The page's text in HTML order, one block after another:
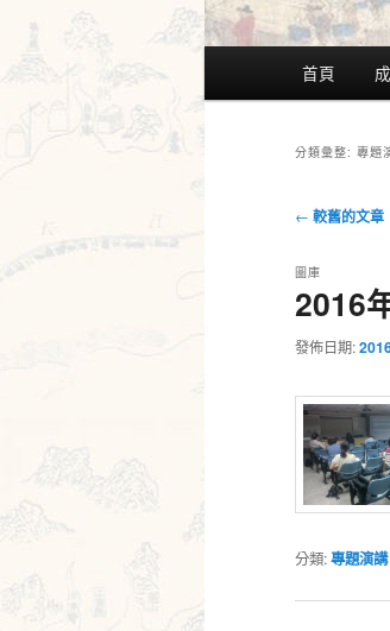
首頁
分類彙整: 專題
文
導
覽
← 較舊的文章
2016
圖庫
發佈日期:
分類:專題演講